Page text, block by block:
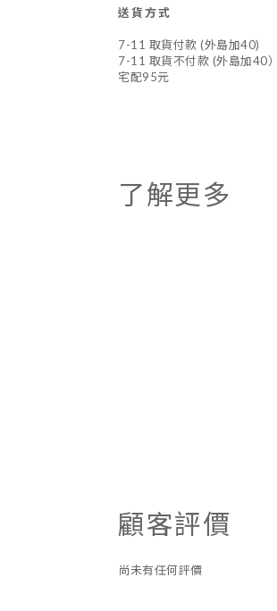
送貨方式
7-11 取貨付款 (外島加40)
7-11 取貨不付款 (外島加40）
宅配95元
了解更多
顧客評價
尚未有任何評價